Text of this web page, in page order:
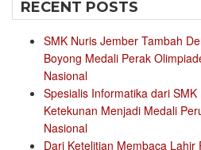
RECENT POSTS
SMK Nuris Jember Tambah
Boyong Medali Perak
Nasional
Spesialis Informatika dari
Ketekunan Menjadi Medali
Nasional
Dari Ketelitian Membaca